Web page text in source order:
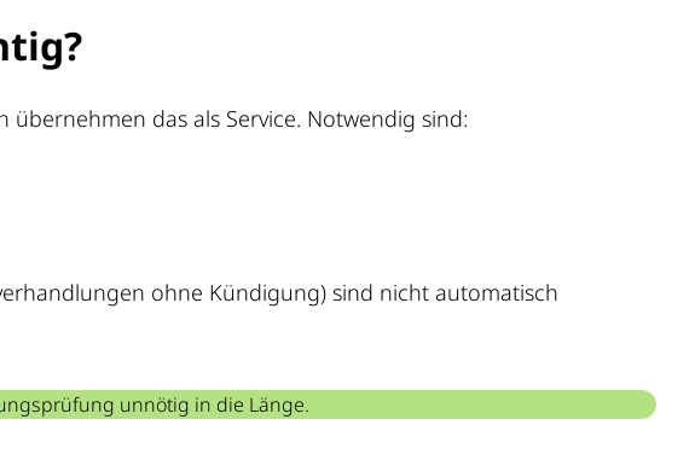
das als Service. Notwendig sind:
ohne Kündigung) sind nicht automatisch
unnötig in die Länge.